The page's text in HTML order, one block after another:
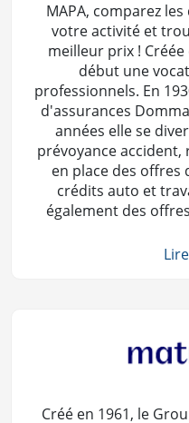
MAPA, comparez
votre activité et
meilleur prix ! Créée
début une
professionnels. En
d'assurances
années elle se
prévoyance
en place des offres
crédits auto et
également des
Créé en 1961, le